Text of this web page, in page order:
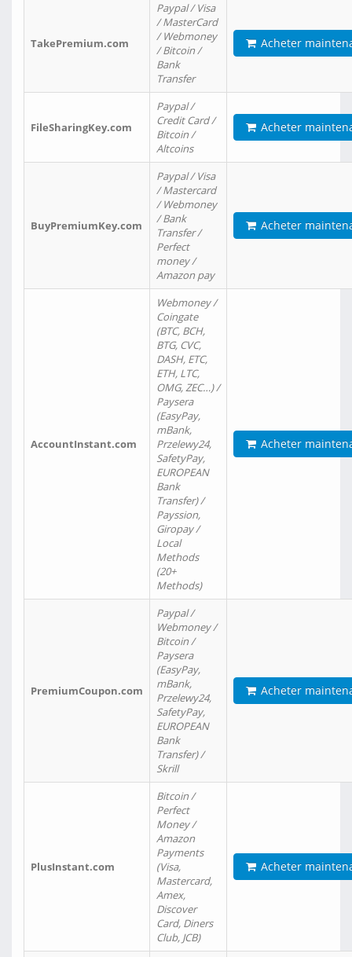
TakePremium.com
Paypal / Visa
/ MasterCard
/ Webmoney
/ Bitcoin /
Bank
Transfer
Acheter
FileSharingKey.com
Paypal /
Credit Card /
Bitcoin /
Altcoins
Acheter
BuyPremiumKey.com
Paypal / Visa
/ Mastercard
/ Webmoney
/ Bank
Transfer /
Perfect
money /
Amazon pay
Acheter
AccountInstant.com
Webmoney /
Coingate
(BTC, BCH,
BTG, CVC,
DASH, ETC,
ETH, LTC,
OMG, ZEC…) /
Paysera
(EasyPay,
mBank,
Przelewy24,
SafetyPay,
EUROPEAN
Bank
Transfer) /
Payssion,
Giropay /
Local
Methods
(20+
Methods)
Acheter
PremiumCoupon.com
Paypal /
Webmoney /
Bitcoin /
Paysera
(EasyPay,
mBank,
Przelewy24,
SafetyPay,
EUROPEAN
Bank
Transfer) /
Skrill
Acheter
PlusInstant.com
Bitcoin /
Perfect
Money /
Amazon
Payments
(Visa,
Mastercard,
Amex,
Discover
Card, Diners
Club, JCB)
Acheter